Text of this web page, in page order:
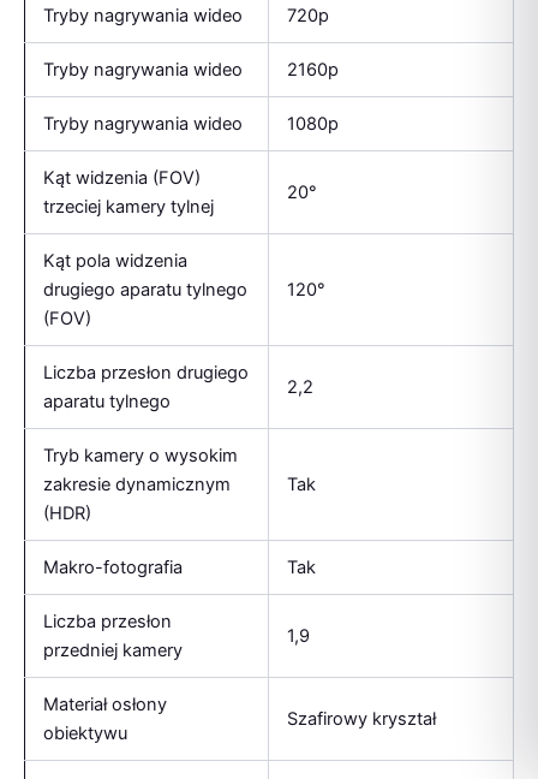
Tryby nagrywania wideo 720p
Tryby nagrywania wideo 2160p
Tryby nagrywania wideo 1080p
Kąt widzenia (FOV)
trzeciej kamery tylnej
20°
Kąt pola widzenia
drugiego aparatu tylnego
(FOV)
120°
Liczba przesłon drugiego
aparatu tylnego
2,2
Tryb kamery o wysokim
zakresie dynamicznym
(HDR)
Tak
Makro-fotografia Tak
Liczba przesłon
przedniej kamery
1,9
Materiał osłony
obiektywu
Szafirowy kryształ